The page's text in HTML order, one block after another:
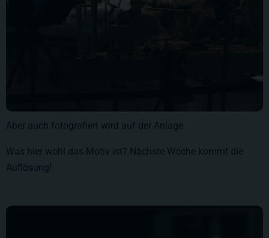
Aber auch fotografiert wird auf der Anlage.
Was hier wohl das Motiv ist? Nächste Woche kommt die
Auflösung!